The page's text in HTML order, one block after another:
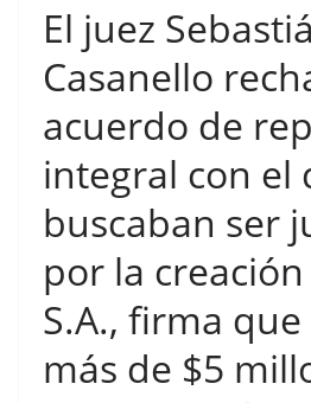
El juez
Casanello
acuerdo de
integral con el
buscaban ser
por la
S.A., firma
más de $5